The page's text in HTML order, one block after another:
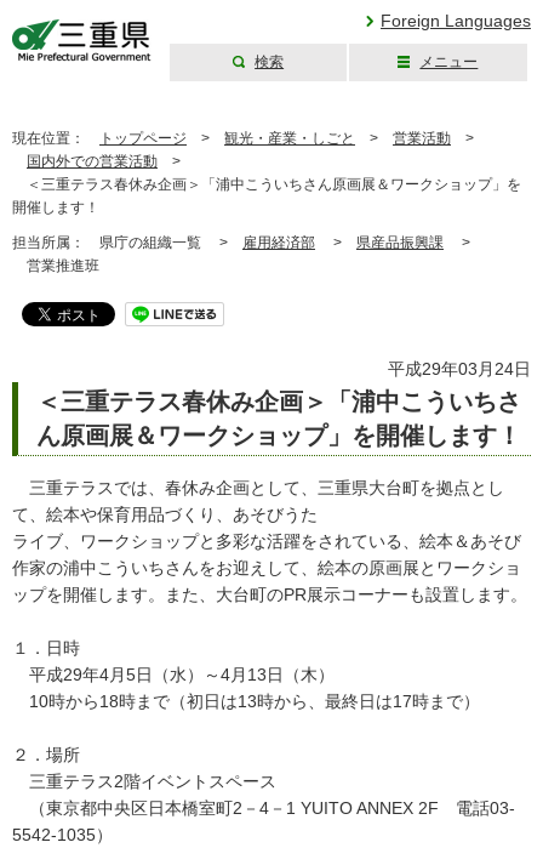
Foreign Languages
検索 メニュー
現在位置： トップページ > 観光・産業・しごと > 営業活動 >
国内外での営業活動 >
＜三重テラス春休み企画＞「浦中こういちさん原画展＆ワークショップ」を
開催します！
担当所属： 県庁の組織一覧 > 雇用経済部 > 県産品振興課 >
営業推進班
平成29年03月24日
＜三重テラス春休み企画＞「浦中こういちさ
ん原画展＆ワークショップ」を開催します！
三重テラスでは、春休み企画として、三重県大台町を拠点とし
て、絵本や保育用品づくり、あそびうた
ライブ、ワークショップと多彩な活躍をされている、絵本＆あそび
作家の浦中こういちさんをお迎えして、絵本の原画展とワークショ
ップを開催します。また、大台町のPR展示コーナーも設置します。
１．日時
平成29年4月5日（水）～4月13日（木）
10時から18時まで（初日は13時から、最終日は17時まで）
２．場所
三重テラス2階イベントスペース
（東京都中央区日本橋室町2－4－1 YUITO ANNEX 2F 電話03-
5542-1035）